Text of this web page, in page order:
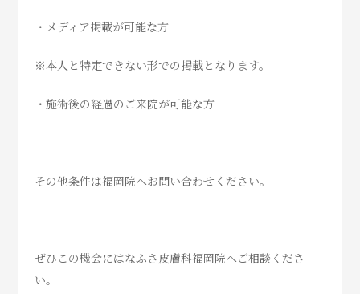
・メディア掲載が可能な方
※本人と特定できない形での掲載となります。
・施術後の経過のご来院が可能な方
その他条件は福岡院へお問い合わせください。
ぜひこの機会にはなふさ皮膚科福岡院へご相談くださ
い。